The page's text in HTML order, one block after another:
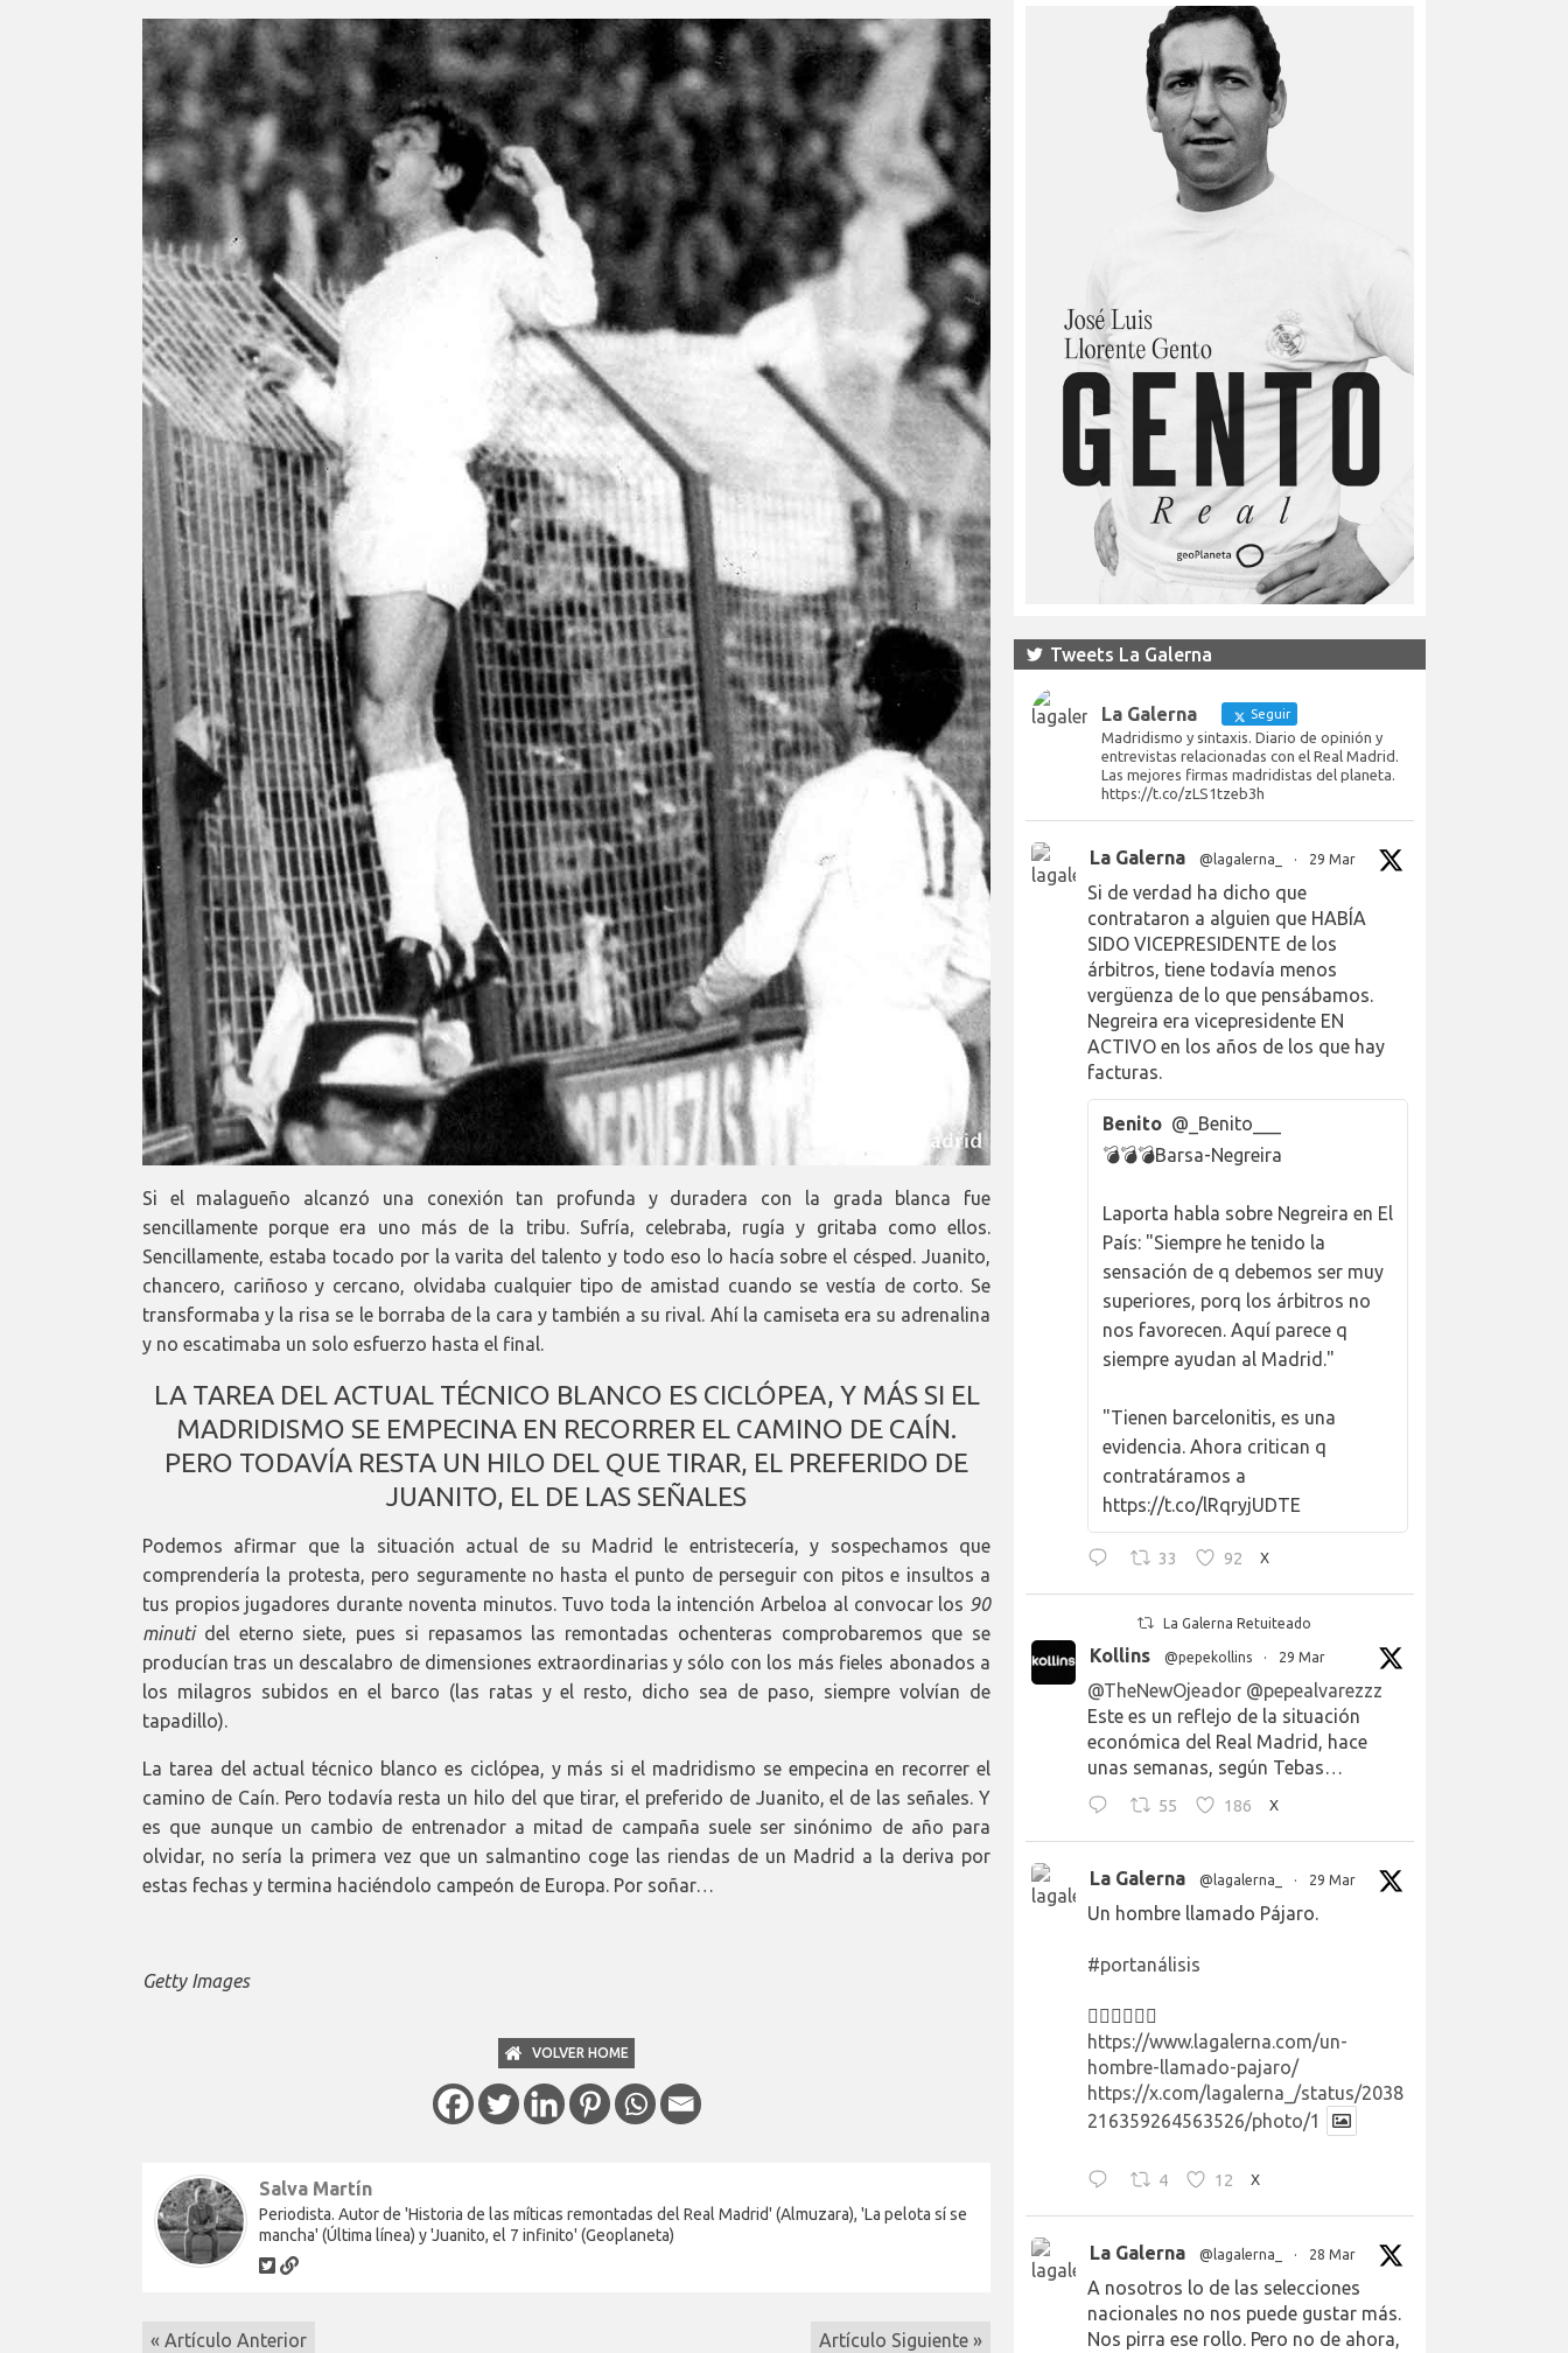
Si el malagueño alcanzó una conexión tan profunda y duradera con la grada blanca fue
sencillamente porque era uno más de la tribu. Sufría, celebraba, rugía y gritaba como ellos.
Sencillamente, estaba tocado por la varita del talento y todo eso lo hacía sobre el césped. Juanito,
chancero, cariñoso y cercano, olvidaba cualquier tipo de amistad cuando se vestía de corto. Se
transformaba y la risa se le borraba de la cara y también a su rival. Ahí la camiseta era su adrenalina
y no escatimaba un solo esfuerzo hasta el final.
LA TAREA DEL ACTUAL TÉCNICO BLANCO ES CICLÓPEA, Y MÁS SI EL
MADRIDISMO SE EMPECINA EN RECORRER EL CAMINO DE CAÍN.
PERO TODAVÍA RESTA UN HILO DEL QUE TIRAR, EL PREFERIDO DE
JUANITO, EL DE LAS SEÑALES
Podemos afirmar que la situación actual de su Madrid le entristecería, y sospechamos que
comprendería la protesta, pero seguramente no hasta el punto de perseguir con pitos e insultos a
tus propios jugadores durante noventa minutos. Tuvo toda la intención Arbeloa al convocar los 90
minutidel eterno siete, pues si repasamos las remontadas ochenteras comprobaremos que se
producían tras un descalabro de dimensiones extraordinarias y sólo con los más fieles abonados a
los milagros subidos en el barco (las ratas y el resto, dicho sea de paso, siempre volvían de
tapadillo).
La tarea del actual técnico blanco es ciclópea, y más si el madridismo se empecina en recorrer el
camino de Caín. Pero todavía resta un hilo del que tirar, el preferido de Juanito, el de las señales. Y
es que aunque un cambio de entrenador a mitad de campaña suele ser sinónimo de año para
olvidar, no sería la primera vez que un salmantino coge las riendas de un Madrid a la deriva por
estas fechas y termina haciéndolo campeón de Europa. Por soñar…
Getty Images
VOLVER HOME
Salva Martín
Periodista. Autor de 'Historia de las míticas remontadas del Real Madrid' (Almuzara), 'La pelota sí se
mancha' (Última línea) y 'Juanito, el 7 infinito' (Geoplaneta)
« Artículo Anterior Artículo Siguiente »
Tweets La Galerna
La Galerna Seguir
Madridismo y sintaxis. Diario de opinión y
entrevistas relacionadas con el Real Madrid.
Las mejores firmas madridistas del planeta.
https://t.co/zLS1tzeb3h
La Galerna @lagalerna_ · 29 Mar
Si de verdad ha dicho que
contrataron a alguien que HABÍA
SIDO VICEPRESIDENTE de los
árbitros, tiene todavía menos
vergüenza de lo que pensábamos.
Negreira era vicepresidente EN
ACTIVO en los años de los que hay
facturas.
Benito @_Benito___
💣💣💣Barsa-Negreira
Laporta habla sobre Negreira en El
País: "Siempre he tenido la
sensación de q debemos ser muy
superiores, porq los árbitros no
nos favorecen. Aquí parece q
siempre ayudan al Madrid."
"Tienen barcelonitis, es una
evidencia. Ahora critican q
contratáramos a
https://t.co/lRqryjUDTE
33 92 X
La Galerna Retuiteado
Kollins @pepekollins · 29 Mar
@TheNewOjeador @pepealvarezzz
Este es un reflejo de la situación
económica del Real Madrid, hace
unas semanas, según Tebas…
55 186 X
La Galerna @lagalerna_ · 29 Mar
Un hombre llamado Pájaro.
#portanálisis
👉🏻👉🏻👉🏻
https://www.lagalerna.com/un-
hombre-llamado-pajaro/
https://x.com/lagalerna_/status/2038
216359264563526/photo/1
4 12 X
La Galerna @lagalerna_ · 28 Mar
A nosotros lo de las selecciones
nacionales no nos puede gustar más.
Nos pirra ese rollo. Pero no de ahora,